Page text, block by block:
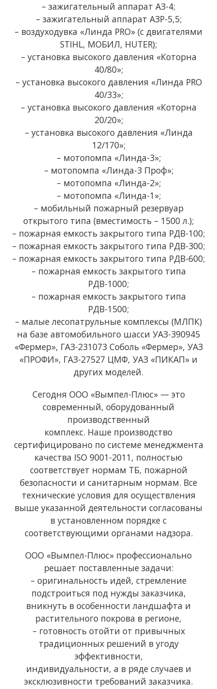
– зажигательный аппарат АЗ-4;
– зажигательный аппарат АЗР-5,5;
– воздуходувка «Линда PRO» (с двигателями
STIHL, МОБИЛ, HUTER);
– установка высокого давления «Которна
40/80»;
– установка высокого давления «Линда PRO
40/33»;
– установка высокого давления «Которна
20/20»;
– установка высокого давления «Линда
12/170»;
– мотопомпа «Линда-3»;
– мотопомпа «Линда-3 Проф»;
– мотопомпа «Линда-2»;
– мотопомпа «Линда-1»;
– мобильный пожарный резервуар
открытого типа (вместимость – 1500 л.);
– пожарная емкость закрытого типа РДВ-100;
– пожарная емкость закрытого типа РДВ-300;
– пожарная емкость закрытого типа РДВ-600;
– пожарная емкость закрытого типа
РДВ-1000;
– пожарная емкость закрытого типа
РДВ-1500;
– малые лесопатрульные комплексы (МЛПК)
на базе автомобильного шасси УАЗ-390945
«Фермер», ГАЗ-231073 Соболь «Фермер», УАЗ
«ПРОФИ», ГАЗ-27527 ЦМФ, УАЗ «ПИКАП» и
других моделей.
Сегодня ООО «Вымпел-Плюс» — это
современный, оборудованный
производственный
комплекс. Наше производство
сертифицировано по системе менеджмента
качества ISO 9001-2011, полностью
соответствует нормам ТБ, пожарной
безопасности и санитарным нормам. Все
технические условия для осуществления
выше указанной деятельности согласованы
в установленном порядке с
соответствующими органами надзора.
ООО «Вымпел-Плюс» профессионально
решает поставленные задачи:
– оригинальность идей, стремление
подстроиться под нужды заказчика,
вникнуть в особенности ландшафта и
растительного покрова в регионе,
– готовность отойти от привычных
традиционных решений в угоду
эффективности,
индивидуальности, а в ряде случаев и
эксклюзивности требований заказчика.